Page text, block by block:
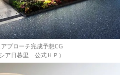
プローチ完成予想CG
ア日暮里 公式ＨＰ）